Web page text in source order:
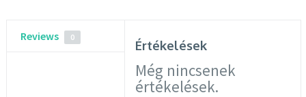
Reviews 0
Értékelések
Még nincsenek
értékelések.